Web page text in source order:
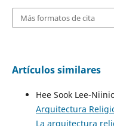
Más formatos de cita
Artículos similares
Hee Sook Lee-
Arquitectura
La arquitectura